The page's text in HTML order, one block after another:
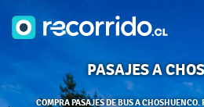
PASAJES A
COMPRA PASAJES DE BUS A CHOSHUENCO.